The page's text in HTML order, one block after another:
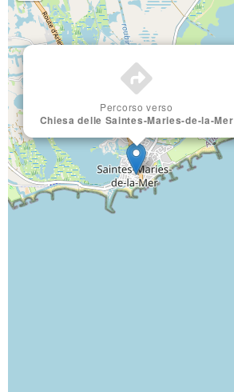
Percorso verso
Chiesa delle Saintes-Maries-de-la-Mer